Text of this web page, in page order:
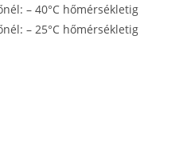
– 40°C hőmérsékletig
– 25°C hőmérsékletig